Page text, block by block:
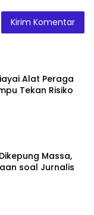
Alat Peraga
Tekan Risiko
Massa,
soal Jurnalis